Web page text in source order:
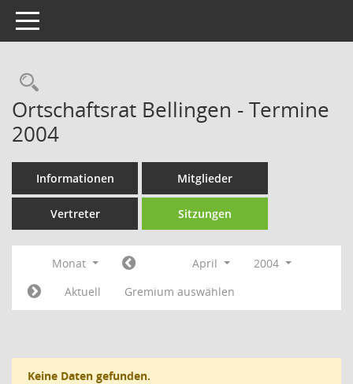
Toggle navigation
Rechercheauswahl
Ortschaftsrat Bellingen - Termine
2004
Informationen Mitglieder
Vertreter Sitzungen
Monat April
2004
Aktuell
Gremium auswählen
Keine Daten gefunden.